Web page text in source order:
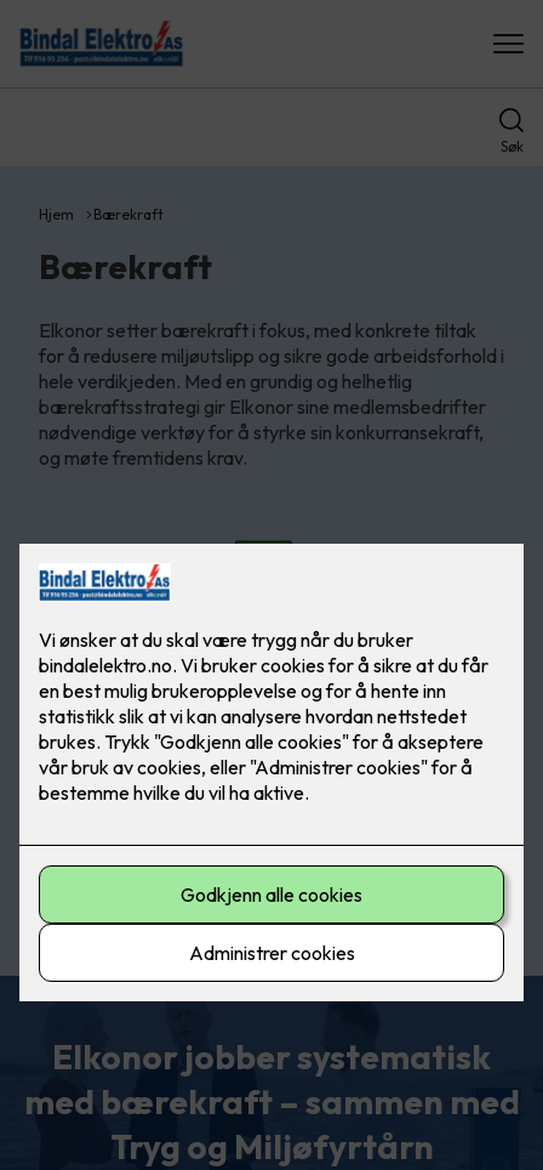
Søk
Hjem Bærekraft
Bærekraft
Elkonor setter bærekraft i fokus, med konkrete tiltak
for å redusere miljøutslipp og sikre gode arbeidsforhold i
hele verdikjeden. Med en grundig og helhetlig
bærekraftsstrategi gir Elkonor sine medlemsbedrifter
nødvendige verktøy for å styrke sin konkurransekraft,
og møte fremtidens krav.
Elkonor jobber systematisk
med bærekraft – sammen med
Tryg og Miljøfyrtårn